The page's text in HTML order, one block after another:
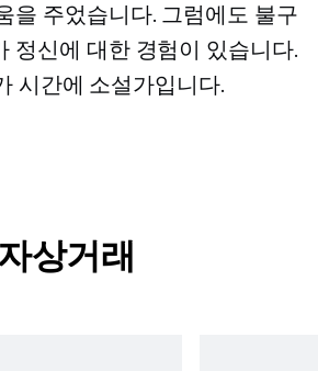
을 주었습니다. 그럼에도 불구
정신에 대한 경험이 있습니다.
시간에 소설가입니다.
상거래